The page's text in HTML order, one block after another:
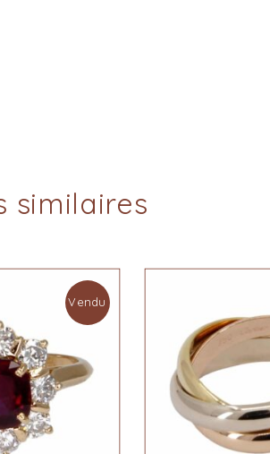
similaires
Vendu